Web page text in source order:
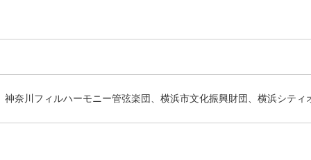
神奈川フィルハーモニー管弦楽団、横浜市文化振興財団、横浜シティ